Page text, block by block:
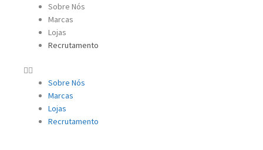
Sobre Nós
Marcas
Lojas
Recrutamento
Sobre Nós
Marcas
Lojas
Recrutamento